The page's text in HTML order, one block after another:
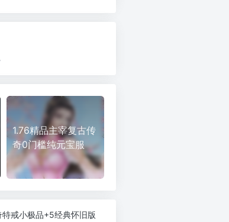
1.76精品主宰复古传
奇0门槛纯元宝服
戒小极品+5经典怀旧版